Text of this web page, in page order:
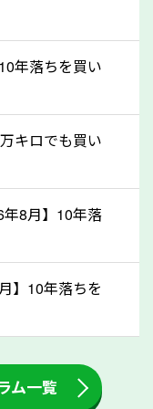
あるので、諦め
ください。古い車
ないため、まず
しください。
アップも！
ートや座席の下
汚れが付着して
り除けることも
掃をしておくの
ん。査定に影響
年落ちを買い
キロでも買い
年8月】10年落
】10年落ちを
ム一覧